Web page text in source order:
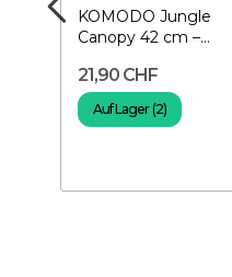
KOMODO Jungle
Canopy 42 cm –
Terrarium
21,90 CHF
Auf Lager (2)